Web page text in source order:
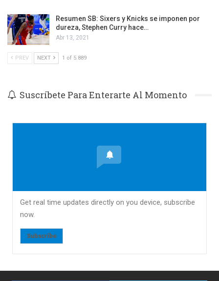
Resumen SB: Sixers y Knicks se imponen por
dureza, Stephen Curry hace…
Abr 13, 2021
PREV NEXT 1 of 5.889
Suscríbete Para Enterarte Al Momento
Get real time updates directly on you device, subscribe
now.
Subscribe